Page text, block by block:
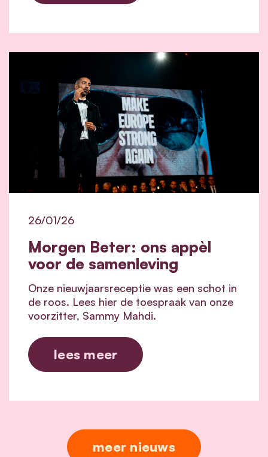
Morgen Beter: ons appèl
voor de samenleving
26/01/26
Onze nieuwjaarsreceptie was een schot in
de roos. Lees hier de toespraak van onze
voorzitter, Sammy Mahdi.
lees meer
meer nieuws